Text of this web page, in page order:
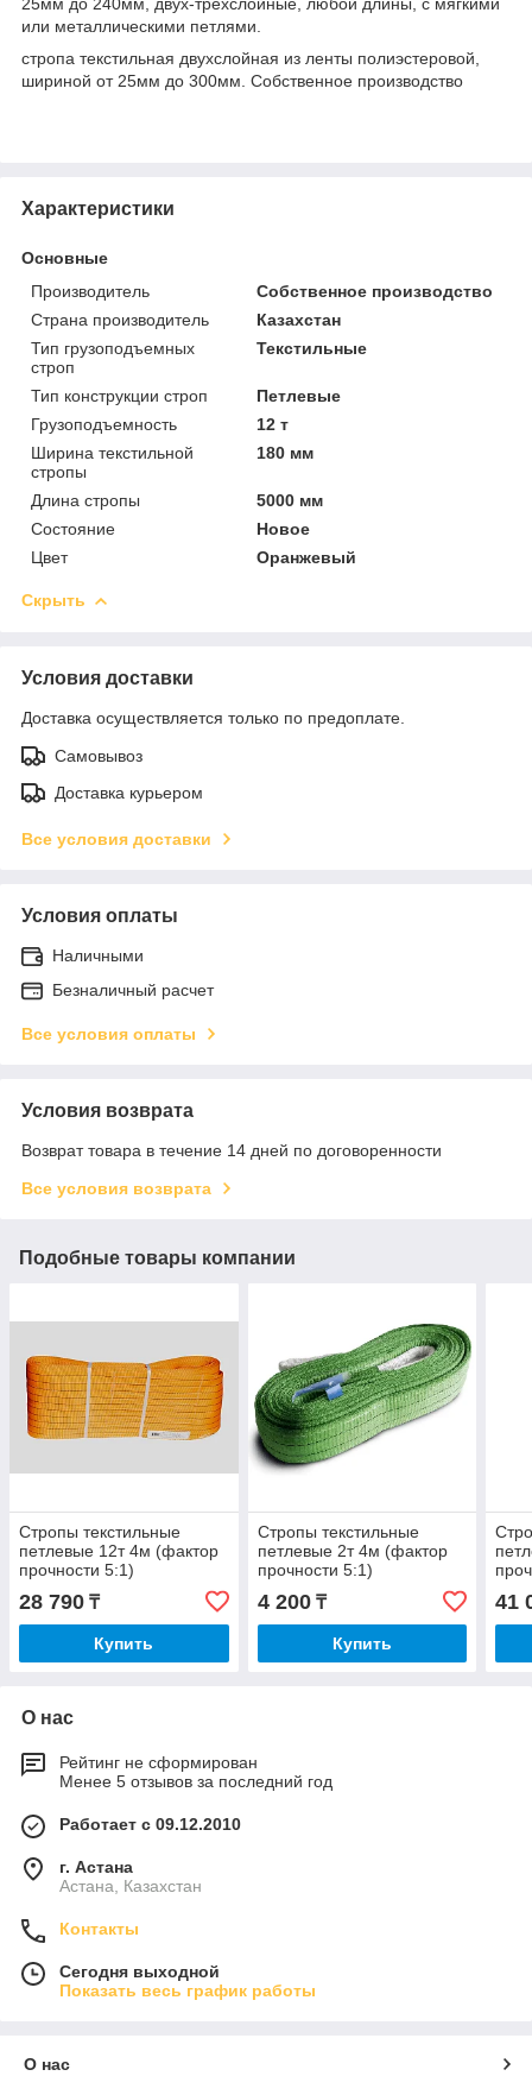
или металлическими петлями.
стропа текстильная двухслойная из ленты полиэстеровой,
шириной от 25мм до 300мм. Собственное производство
Характеристики
Основные
Производитель
Собственное производство
Страна производитель
Казахстан
Тип грузоподъемных
строп
Текстильные
Тип конструкции строп
Петлевые
Грузоподъемность
12 т
Ширина текстильной
стропы
180 мм
Длина стропы
5000 мм
Состояние
Новое
Цвет
Оранжевый
Скрыть
Условия доставки
Доставка осуществляется только по предоплате.
Самовывоз
Доставка курьером
Все условия доставки
Условия оплаты
Наличными
Безналичный расчет
Все условия оплаты
Условия возврата
Возврат товара в течение 14 дней по договоренности
Все условия возврата
Подобные товары компании
Стропы текстильные
петлевые 12т 4м (фактор
прочности 5:1)
28 790 ₸
Купить
Стропы текстильные
петлевые 2т 4м (фактор
прочности 5:1)
4 200₸
Купить
41
О нас
Рейтинг не сформирован
Менее 5 отзывов за последний год
Работает с 09.12.2010
г. Астана
Астана, Казахстан
Контакты
Сегодня выходной
Показать весь график работы
О нас